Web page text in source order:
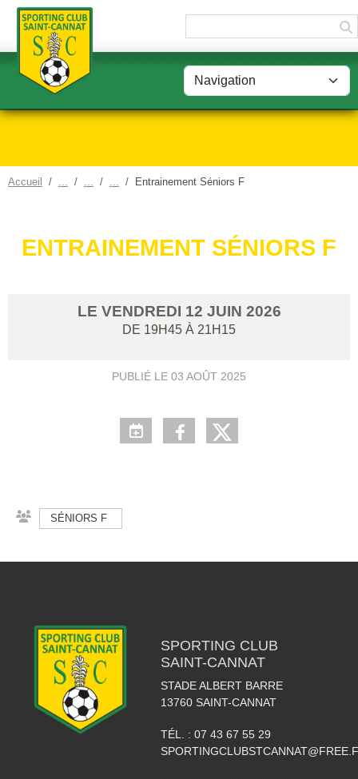
Accueil Entrainement Séniors F
ENTRAINEMENT SÉNIORS F
LE VENDREDI 12 JUIN 2026
DE 19H45 À 21H15
PUBLIÉ LE 03 AOÛT 2025
SÉNIORS F
SPORTING CLUB
SAINT-CANNAT
STADE ALBERT BARRE
13760 SAINT-CANNAT
TÉL. : 07 43 67 55 29
Panneau de gestion des cookies